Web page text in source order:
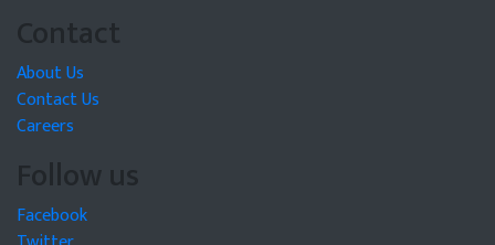
Contact
About Us
Contact Us
Careers
Follow us
Facebook